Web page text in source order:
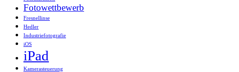
Fotowettbewerb
Fresnellinse
Hedler
Industriefotografie
iOS
iPad
Kamerasteuerung